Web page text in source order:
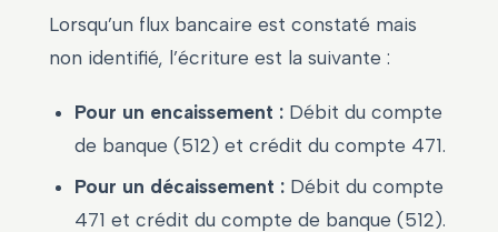
Lorsqu’un flux bancaire est constaté mais
non identifié, l’écriture est la suivante :
Pour un encaissement : Débit du compte
de banque (512) et crédit du compte 471.
Pour un décaissement : Débit du compte
471 et crédit du compte de banque (512).